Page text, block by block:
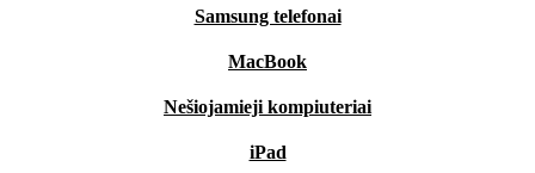
Samsung telefonai
MacBook
Nešiojamieji kompiuteriai
iPad